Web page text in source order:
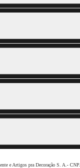
e Artigos pra Decoração S. A.-